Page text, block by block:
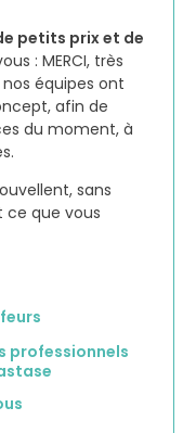
petits prix et de
: MERCI, très
équipes ont
afin de
du moment, à
sans
que vous
professionnels